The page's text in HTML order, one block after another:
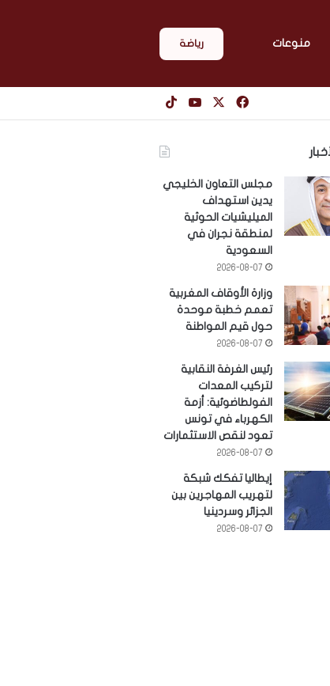
منوعات رياضة
فيسبوك‫YouTube
مجلس التعاون الخليجي
يدين استهداف
الميليشيات الحوثية
لمنطقة نجران في
السعودية
2026-08-07
وزارة الأوقاف المغربية
تعمم خطبة موحدة
حول قيم المواطنة
2026-08-07
رئيس الغرفة النقابية
لتركيب المعدات
الفولطاضوئية: أزمة
الكهرباء في تونس
تعود لنقص الاستثمارات
2026-08-07
إيطاليا تفكك شبكة
لتهريب المهاجرين بين
الجزائر وسردينيا
2026-08-07